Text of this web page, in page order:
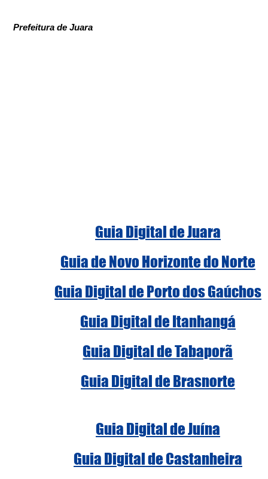
Prefeitura de Juara
Guia Digital de Juara
Guia de Novo Horizonte do Norte
Guia Digital de Porto dos Gaúchos
Guia Digital de Itanhangá
Guia Digital de Tabaporã
Guia Digital de Brasnorte
Guia Digital de Juína
Guia Digital de Castanheira